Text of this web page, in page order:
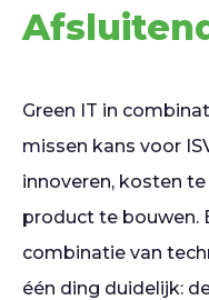
Green IT in
missen kans voor
innoveren, kosten
product te bouwen.
combinatie van
één ding duidelijk: